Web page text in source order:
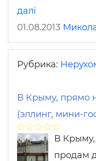
далі
01.08.2013
Рубрика:
В Крыму, прямо
(эллинг, мини-
В
продам